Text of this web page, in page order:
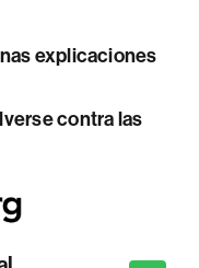
explicaciones
contra las